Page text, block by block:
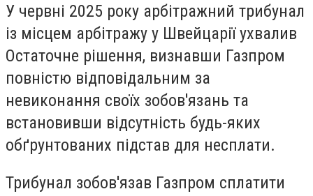
У червні 2025 року арбітражний трибунал
із місцем арбітражу у Швейцарії ухвалив
Остаточне рішення, визнавши Газпром
повністю відповідальним за
невиконання своїх зобов'язань та
встановивши відсутність будь-яких
обґрунтованих підстав для несплати.
Трибунал зобов'язав Газпром сплатити